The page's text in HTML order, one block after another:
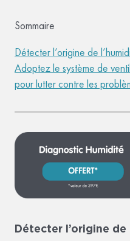
Sommaire
Détecter l’origine de
Adoptez le système de
pour lutter contre les
Détecter l’origine de